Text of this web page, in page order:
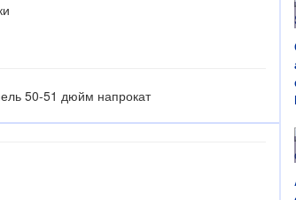
50-51 дюйм напрокат